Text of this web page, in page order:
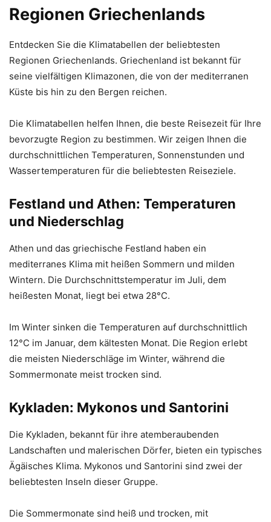
Regionen Griechenlands
Entdecken Sie die Klimatabellen der beliebtesten
Regionen Griechenlands. Griechenland ist bekannt für
seine vielfältigen Klimazonen, die von der mediterranen
Küste bis hin zu den Bergen reichen.
Die Klimatabellen helfen Ihnen, die beste Reisezeit für Ihre
bevorzugte Region zu bestimmen. Wir zeigen Ihnen die
durchschnittlichen Temperaturen, Sonnenstunden und
Wassertemperaturen für die beliebtesten Reiseziele.
Festland und Athen: Temperaturen
und Niederschlag
Athen und das griechische Festland haben ein
mediterranes Klima mit heißen Sommern und milden
Wintern. Die Durchschnittstemperatur im Juli, dem
heißesten Monat, liegt bei etwa 28°C.
Im Winter sinken die Temperaturen auf durchschnittlich
12°C im Januar, dem kältesten Monat. Die Region erlebt
die meisten Niederschläge im Winter, während die
Sommermonate meist trocken sind.
Kykladen: Mykonos und Santorini
Die Kykladen, bekannt für ihre atemberaubenden
Landschaften und malerischen Dörfer, bieten ein typisches
Ägäisches Klima. Mykonos und Santorini sind zwei der
beliebtesten Inseln dieser Gruppe.
Die Sommermonate sind heiß und trocken, mit